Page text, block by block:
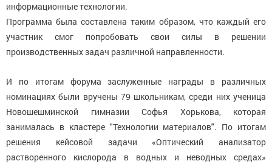
информационные технологии.
Программа была составлена таким образом, что каждый его
участник смог попробовать свои силы в решении
производственных задач различной направленности.
И по итогам форума заслуженные награды в различных
номинациях были вручены 79 школьникам, среди них ученица
Новошешминской гимназии Софья Хорькова, которая
занималась в кластере "Технологии материалов". По итогам
решения кейсовой задачи «Оптический анализатор
растворенного кислорода в водных и неводных средах»